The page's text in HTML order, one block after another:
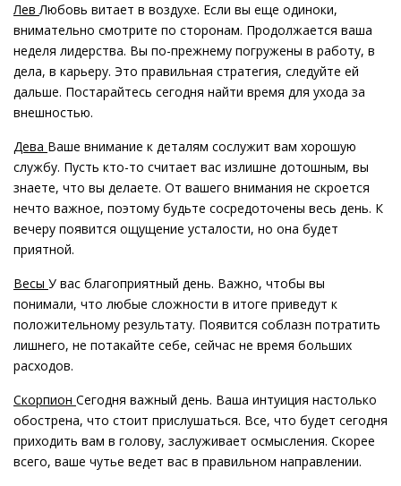
ЛевЛюбовь витает в воздухе. Если вы еще одиноки,
внимательно смотрите по сторонам. Продолжается ваша
неделя лидерства. Вы по-прежнему погружены в работу, в
дела, в карьеру. Это правильная стратегия, следуйте ей
дальше. Постарайтесь сегодня найти время для ухода за
внешностью.
Дева Ваше внимание к деталям сослужит вам хорошую
службу. Пусть кто-то считает вас излишне дотошным, вы
знаете, что вы делаете. От вашего внимания не скроется
нечто важное, поэтому будьте сосредоточены весь день. К
вечеру появится ощущение усталости, но она будет
приятной.
Весы У вас благоприятный день. Важно, чтобы вы
понимали, что любые сложности в итоге приведут к
положительному результату. Появится соблазн потратить
лишнего, не потакайте себе, сейчас не время больших
расходов.
Скорпион Сегодня важный день. Ваша интуиция настолько
обострена, что стоит прислушаться. Все, что будет сегодня
приходить вам в голову, заслуживает осмысления. Скорее
всего, ваше чутье ведет вас в правильном направлении.